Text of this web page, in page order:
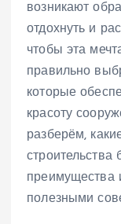
возникают
отдохнуть и
чтобы эта
правильно
которые
красоту
разберём,
преимущества
полезными